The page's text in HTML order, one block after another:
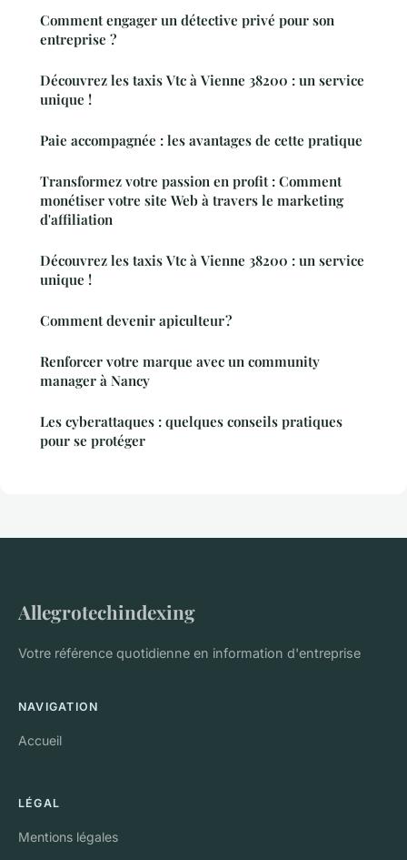
Comment engager un détective privé pour son
entreprise ?
Découvrez les taxis Vtc à Vienne 38200 : un service
unique !
Paie accompagnée : les avantages de cette pratique
Transformez votre passion en profit : Comment
monétiser votre site Web à travers le marketing
d'affiliation
Découvrez les taxis Vtc à Vienne 38200 : un service
unique !
Comment devenir apiculteur ?
Renforcer votre marque avec un community
manager à Nancy
Les cyberattaques : quelques conseils pratiques
pour se protéger
Allegrotechindexing
Votre référence quotidienne en information d'entreprise
NAVIGATION
Accueil
LÉGAL
Mentions légales